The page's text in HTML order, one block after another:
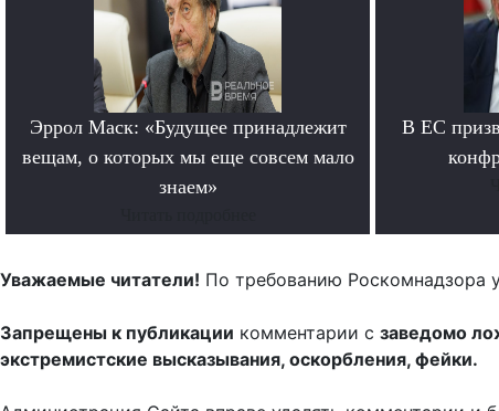
Эррол Маск: «Будущее принадлежит
вещам, о которых мы еще совсем мало
знаем»
В ЕС
Уважаемые читатели! По требованию Роскомнадзора
Запрещены к публикации комментарии с заведомо
экстремистские высказывания, оскорбления, фейки.